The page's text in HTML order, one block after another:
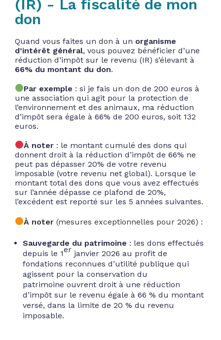
(IR) - La fiscalité de mon
don
Quand vous faites un don à un organisme
d’intérêt général, vous pouvez bénéficier d’une
réduction d’impôt sur le revenu (IR) s’élevant à
66% du montant du don.
Par exemple : si je fais un don de 200 euros à
une association qui agit pour la protection de
l’environnement et des animaux, ma réduction
d’impôt sera égale à 66% de 200 euros, soit 132
euros.
À noter : le montant cumulé des dons qui
donnent droit à la réduction d’impôt de 66% ne
peut pas dépasser 20% de votre revenu
imposable (votre revenu net global). Lorsque le
montant total des dons que vous avez effectués
sur l’année dépasse ce plafond de 20%,
l’excédent est reporté sur les 5 années suivantes.
À noter(mesures exceptionnelles pour 2026) :
Sauvegarde du patrimoine : les dons effectués
depuis le 1er janvier 2026 au profit de
fondations reconnues d’utilité publique qui
agissent pour la conservation du
patrimoine ouvrent droit à une réduction
d’impôt sur le revenu égale à 66 % du montant
versé, dans la limite de 20 % du revenu
imposable.